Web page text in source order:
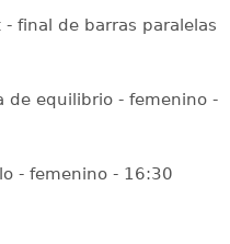
- final de barras paralelas
de equilibrio - femenino -
- femenino - 16:30